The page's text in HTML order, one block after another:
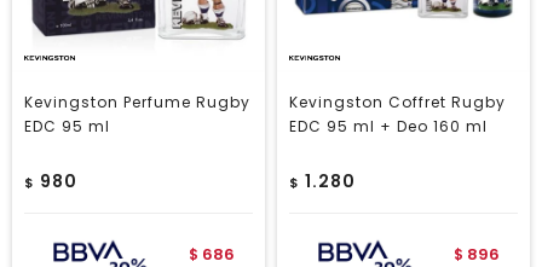
Kevingston Perfume Rugby
EDC 95 ml
$ 980
$ 686
Kevingston Coffret Rugby
EDC 95 ml + Deo 160 ml
$ 1.280
$ 896